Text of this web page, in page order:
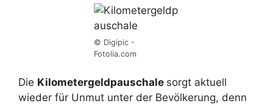
© Digipic -
Fotolia.com
Die Kilometergeldpauschale sorgt aktuell
wieder für Unmut unter der Bevölkerung, denn